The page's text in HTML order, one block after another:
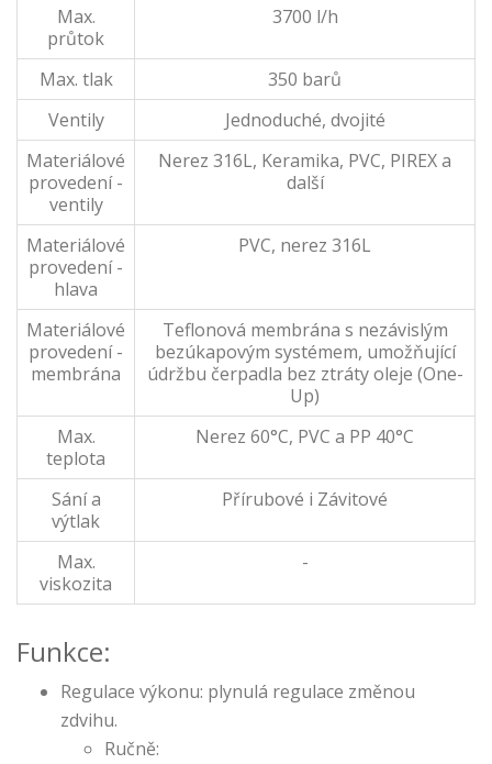
Max.
průtok
3700 l/h
Max. tlak
350 barů
Ventily
Jednoduché, dvojité
Materiálové
provedení -
ventily
Nerez 316L, Keramika, PVC, PIREX a
další
Materiálové
provedení -
hlava
PVC, nerez 316L
Materiálové
provedení -
membrána
Teflonová membrána s nezávislým
bezúkapovým systémem, umožňující
údržbu čerpadla bez ztráty oleje (One-
Up)
Max.
teplota
Nerez 60°C, PVC a PP 40°C
Sání a
výtlak
Přírubové i Závitové
Max.
viskozita
-
Funkce:
Regulace výkonu: plynulá regulace změnou
zdvihu.
Ručně: